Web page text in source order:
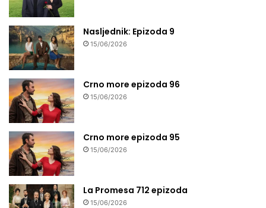
Nasljednik: Epizoda 9
15/06/2026
Crno more epizoda 96
15/06/2026
Crno more epizoda 95
15/06/2026
La Promesa 712 epizoda
15/06/2026